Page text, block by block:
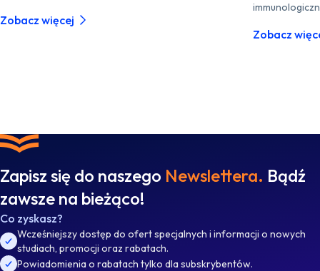
Zobacz więcej
Zobacz
Zapisz się do naszego Newslettera. Bądź
zawsze na bieżąco!
Co zyskasz?
Wcześniejszy dostęp do ofert specjalnych i informacji o nowych
studiach, promocji oraz rabatach.
Powiadomienia o rabatach tylko dla subskrybentów.